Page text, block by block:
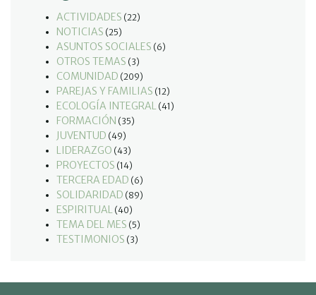
ACTIVIDADES (22)
NOTICIAS (25)
ASUNTOS SOCIALES (6)
OTROS TEMAS (3)
COMUNIDAD (209)
PAREJAS Y FAMILIAS (12)
ECOLOGÍA INTEGRAL (41)
FORMACIÓN (35)
JUVENTUD (49)
LIDERAZGO (43)
PROYECTOS (14)
TERCERA EDAD (6)
SOLIDARIDAD (89)
ESPIRITUAL (40)
TEMA DEL MES (5)
TESTIMONIOS (3)